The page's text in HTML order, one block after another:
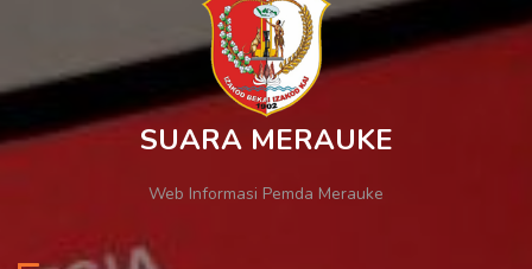
SUARA MERAUKE
Web Informasi Pemda Merauke